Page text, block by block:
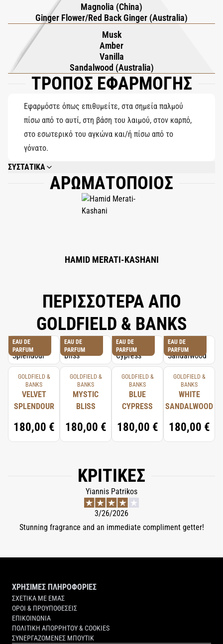
συγκέντρωση 20% σηματοδοτεί την πρώτη χρήση του
αυστραλιανού red back ginger στην αρωματοποιία. Το Ingenious
Ginger είναι ένα φωτεινό, ηλιακό άρωμα μεταφέρει, γοητεύει
και γιορτάζει πραγματικά τη τροπική αφθονία της φύσης.
Magnolia (China)
Ginger Flower/Red Back Ginger (Australia)
Musk
Amber
Vanilla
Sandalwood (Australia)
ΤΡΟΠΟΣ ΕΦΑΡΜΟΓΗΣ
Εφαρμόστε όπως επιθυμείτε, στα σημεία παλμού
πίσω από το αυτί, στη βάση του λαιμού, στον καρπό,
στο εσωτερικό του αγκώνα και/ή πίσω από το
γόνατο.
ΣΥΣΤΑΤΙΚΑ
ALCOHOL DENAT., PARFUM (FRAGRANCE), AQUA (WATER), ETHYLHEXYL
METHOXYCINNAMATE, ETHYLHEXYL SALICYLATE, BUTYL
METHOXYDIBENZOYLMETHANE, COUMARIN, LINALOOL, LIMONENE,
CITRAL, GERANIOL, METHYL 2-OCTYNOATE, CITRONELLOL, FARNESOL,
ΑΡΩΜΑΤΟΠΟΙΟΣ
HAMID MERATI-KASHANI
ΠΕΡΙΣΣΟΤΕΡΑ ΑΠΟ
GOLDFIELD & BANKS
EAU DE
PARFUM
GOLDFIELD &
BANKS
VELVET
SPLENDOUR
180,00 €
EAU DE
PARFUM
GOLDFIELD &
BANKS
MYSTIC
BLISS
180,00 €
EAU DE
PARFUM
GOLDFIELD &
BANKS
BLUE
CYPRESS
180,00 €
EAU DE
PARFUM
GOLDFIELD &
BANKS
WHITE
SANDALWOOD
180,00 €
ΚΡΙΤΙΚΈΣ
Yiannis Patrikos
3/26/2026
Stunning fragrance and an immediate compliment getter!
ΧΡΗΣΙΜΕΣ ΠΛΗΡΟΦΟΡΙΕΣ
ΣΧΕΤΙΚΑ ΜΕ ΕΜΑΣ
ΟΡΟΙ & ΠΡΟΥΠΟΘΕΣΕΙΣ
ΕΠΙΚΟΙΝΩΝΙΑ
ΠΟΛΙΤΙΚΗ ΑΠΟΡΡΗΤΟΥ & COOKIES
ΣΥΝΕΡΓΑΖΟΜΕΝΕΣ ΜΠΟΥΤΙΚ